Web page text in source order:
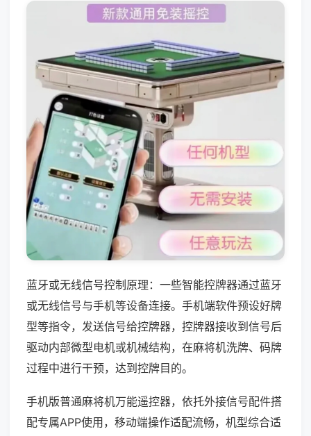
蓝牙或无线信号控制原理：一些智能控牌器通过蓝牙
或无线信号与手机等设备连接。手机端软件预设好牌
型等指令，发送信号给控牌器，控牌器接收到信号后
驱动内部微型电机或机械结构，在麻将机洗牌、码牌
过程中进行干预，达到控牌目的。
手机版普通麻将机万能遥控器，依托外接信号配件搭
配专属APP使用，移动端操作适配流畅，机型综合适